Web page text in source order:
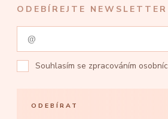
ODEBÍREJTE NEWSLETTER
Souhlasím se zpracováním
ODEBÍRAT